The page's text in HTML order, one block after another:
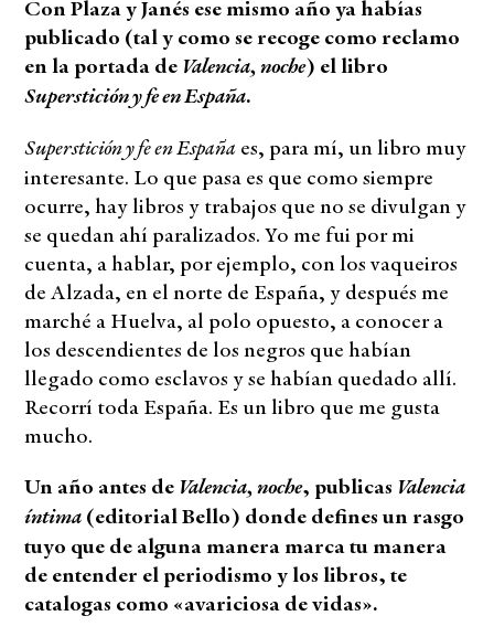
Con Plaza y Janés ese mismo año ya habías
publicado (tal y como se recoge como reclamo
en la portada de Valencia, noche) el libro
Superstición y fe en España.
Superstición y fe en España es, para mí, un libro muy
interesante. Lo que pasa es que como siempre
ocurre, hay libros y trabajos que no se divulgan y
se quedan ahí paralizados. Yo me fui por mi
cuenta, a hablar, por ejemplo, con los vaqueiros
de Alzada, en el norte de España, y después me
marché a Huelva, al polo opuesto, a conocer a
los descendientes de los negros que habían
llegado como esclavos y se habían quedado allí.
Recorrí toda España. Es un libro que me gusta
mucho.
Un año antes de Valencia, noche, publicas Valencia
íntima (editorial Bello) donde defines un rasgo
tuyo que de alguna manera marca tu manera
de entender el periodismo y los libros, te
catalogas como «avariciosa de vidas».